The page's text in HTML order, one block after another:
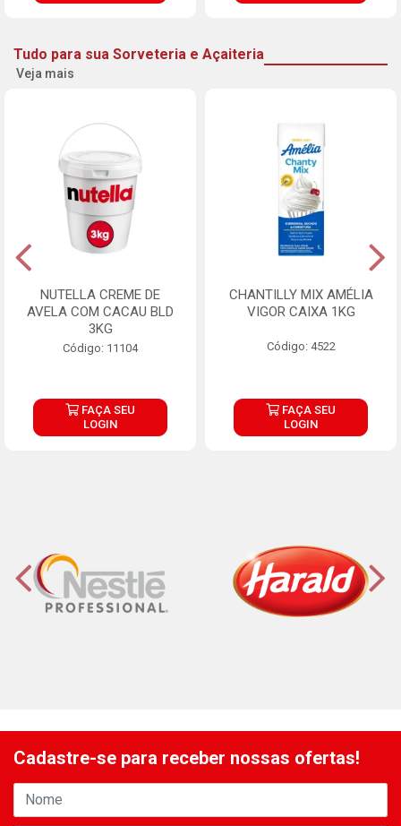
Tudo para sua Sorveteria e Açaiteria
Veja mais
NUTELLA CREME DE
AVELA COM CACAU BLD
3KG
Código: 11104
FAÇA SEU
LOGIN
CHANTILLY MIX AMÉLIA
VIGOR CAIXA 1KG
Código: 4522
FAÇA SEU
LOGIN
Cadastre-se para receber nossas ofertas!